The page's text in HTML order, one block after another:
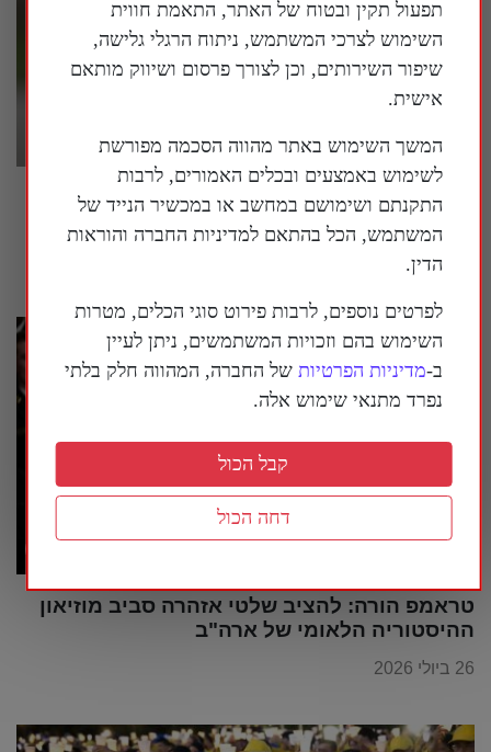
פרשן על המלחמה באיראן: "אסור לשכוח
שמטרתה של איראן היא להשתלט על העולם"
טראמפ הורה: להציב שלטי אזהרה סביב מוזיאון
ההיסטוריה הלאומי של ארה"ב
26 ביולי 2026
תפעול תקין ובטוח של האתר, התאמת חווית
השימוש לצרכי המשתמש, ניתוח הרגלי גלישה,
שיפור השירותים, וכן לצורך פרסום ושיווק מותאם
אישית.
המשך השימוש באתר מהווה הסכמה מפורשת
לשימוש באמצעים ובכלים האמורים, לרבות
התקנתם ושימושם במחשב או במכשיר הנייד של
המשתמש, הכל בהתאם למדיניות החברה והוראות
הדין.
לפרטים נוספים, לרבות פירוט סוגי הכלים, מטרות
השימוש בהם וזכויות המשתמשים, ניתן לעיין
ב-מדיניות הפרטיות של החברה, המהווה חלק בלתי
נפרד מתנאי שימוש אלה.
דחה הכול
קבל הכול